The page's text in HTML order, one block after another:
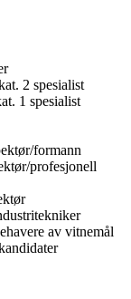
2 spesialist
1 spesialist
formann
profesjonell
av vitnemål